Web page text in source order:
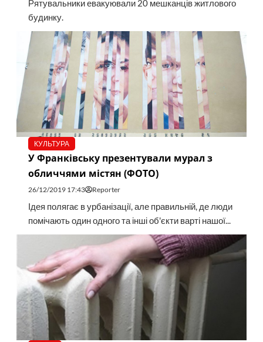
Рятувальники евакуювали 20 мешканців житлового
будинку.
КУЛЬТУРА
У Франківську презентували мурал з
обличчями містян (ФОТО)
26/12/2019 17:43 Reporter
Ідея полягає в урбанізації, але правильній, де люди
помічають один одного та інші об'єкти варті нашої...